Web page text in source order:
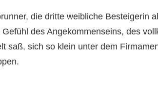
die dritte weibliche Besteigerin
des Angekommenseins, des
saß, sich so klein unter dem